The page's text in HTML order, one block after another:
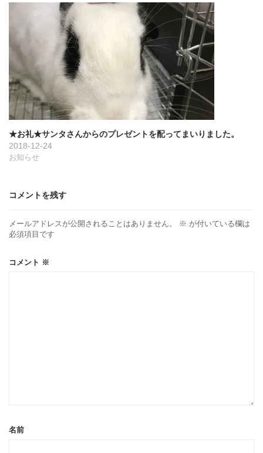
★お礼★サンタさんからのプレゼントを配ってまいりました。
2018-12-24
お知らせ
コメントを残す
メールアドレスが公開されることはありません。 ※ が付いている欄は
必須項目です
コメント ※
名前